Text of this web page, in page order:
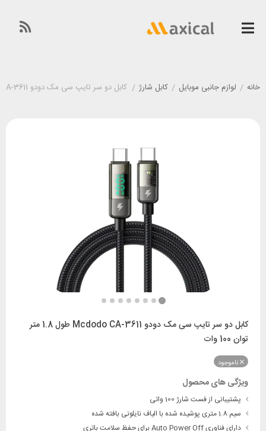
خانه / لوازم جانبی موبایل / کابل شارژ / کابل دو سر تایپ سی مک دودو Mcdodo CA-3611 طول 1.8 متر توان 100 وات
کابل دو سر تایپ سی مک دودو Mcdodo CA-3611 طول 1.8 متر
توان 100 وات
ناموجود
ویژگی های محصول
پشتیبانی از فست شارژ 100 واتی
سیم 1.8 متری پوشیده شده با الیاف نایلونی بافته شده
دارای فناوری Auto Power Off برای حفظ سلامت باتری